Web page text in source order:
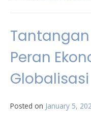
Peran
Globalisasi
Posted on January 5,